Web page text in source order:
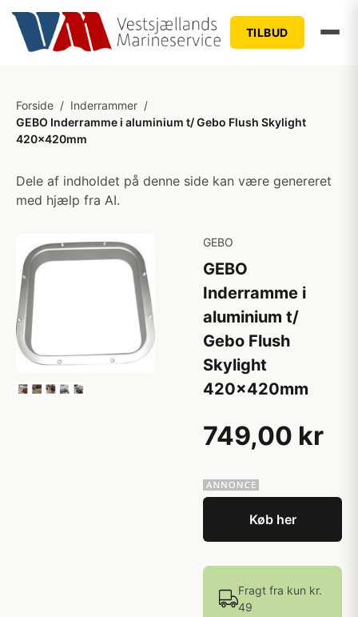
TILBUD
Forside / Inderrammer /
GEBO Inderramme i aluminium t/ Gebo Flush Skylight
420x420mm
Dele af indholdet på denne side kan være genereret
med hjælp fra AI.
GEBO
GEBO
Inderramme i
aluminium t/
Gebo Flush
Skylight
420x420mm
749,00 kr
Køb her
Fragt fra kun kr.
49